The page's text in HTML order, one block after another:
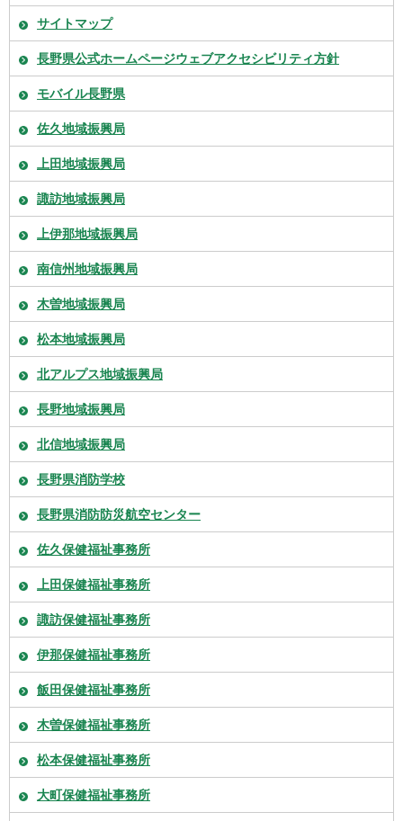
サイトマップ
長野県公式ホームページウェブアクセシビリティ方針
モバイル長野県
佐久地域振興局
上田地域振興局
諏訪地域振興局
上伊那地域振興局
南信州地域振興局
木曽地域振興局
松本地域振興局
北アルプス地域振興局
長野地域振興局
北信地域振興局
長野県消防学校
長野県消防防災航空センター
佐久保健福祉事務所
上田保健福祉事務所
諏訪保健福祉事務所
伊那保健福祉事務所
飯田保健福祉事務所
木曽保健福祉事務所
松本保健福祉事務所
大町保健福祉事務所